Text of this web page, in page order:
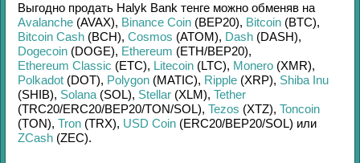
Выгодно продать Halyk Bank тенге можно обменяв на
Avalanche (AVAX), Binance Coin (BEP20), Bitcoin (BTC),
Bitcoin Cash (BCH), Cosmos (ATOM), Dash (DASH),
Dogecoin (DOGE), Ethereum (ETH/BEP20),
Ethereum Classic (ETC), Litecoin (LTC), Monero (XMR),
Polkadot (DOT), Polygon (MATIC), Ripple (XRP), Shiba Inu
(SHIB), Solana (SOL), Stellar (XLM), Tether
(TRC20/ERC20/BEP20/TON/SOL), Tezos (XTZ), Toncoin
(TON), Tron (TRX), USD Coin (ERC20/BEP20/SOL) или
ZCash (ZEC).